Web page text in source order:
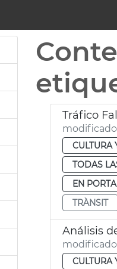
Tráfico
CULTURA
TODAS
EN
TRÀNSIT
Análisis
CULTURA